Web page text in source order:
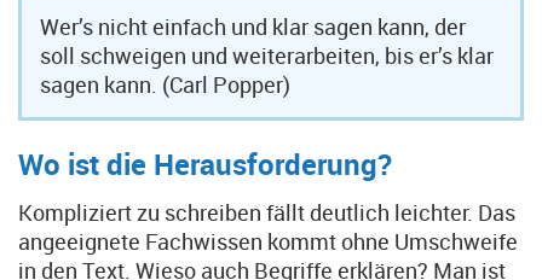
Wer’s nicht einfach und klar sagen kann, der
soll schweigen und weiterarbeiten, bis er’s klar
sagen kann. (Carl Popper)
Wo ist die Herausforderung?
Kompliziert zu schreiben fällt deutlich leichter. Das
angeeignete Fachwissen kommt ohne Umschweife
in den Text. Wieso auch Begriffe erklären? Man ist